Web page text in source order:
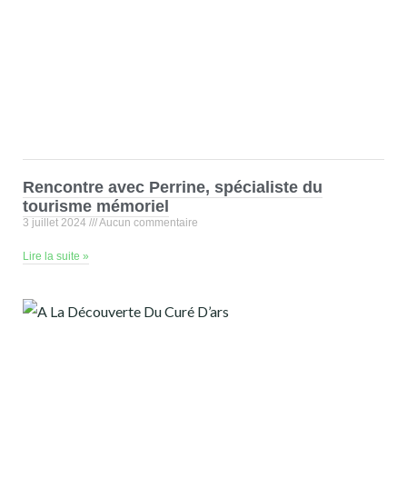
Rencontre avec Perrine, spécialiste du
tourisme mémoriel
3 juillet 2024 Aucun commentaire
Lire la suite »